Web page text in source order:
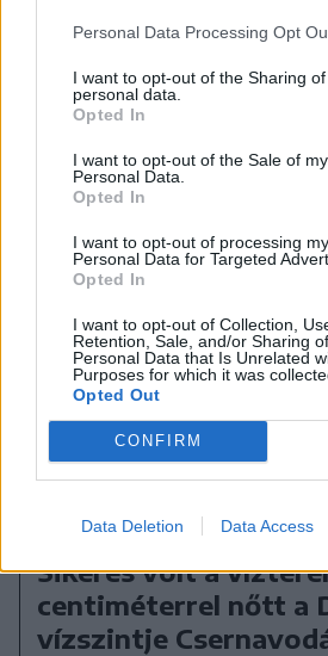
Personal Data Processing Opt
I want to opt-out of the Sharing
personal data.
Opted In
I want to opt-out of the Sale of my
Personal Data.
Opted In
I want to opt-out of processing my
Personal Data for Targeted
Opted In
I want to opt-out of Collection,
Retention, Sale, and/or Sharing
Personal Data that Is Unrelated
Purposes for which it was
Opted Out
CONFIRM
Data Deletion Data Access
A hétvégi
hétfőtől ismét
2026. augusztus 09., vasárnap
Sikeres volt a
centiméterrel nőtt a
vízszintje